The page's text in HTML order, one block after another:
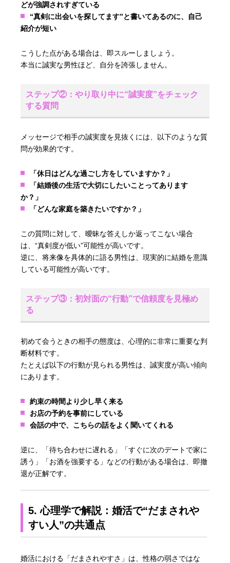
どが強調されすぎている
“真剣に出会いを探してます”と書いてあるのに、自己
紹介が短い
こうした点がある場合は、即スルーしましょう。
本当に誠実な男性ほど、自分を誇張しません。
ステップ②：やり取り中に“誠実度”をチェック
する質問
メッセージで相手の誠実度を見抜くには、以下のような質
問が効果的です。
「休日はどんな過ごし方をしていますか？」
「結婚後の生活で大切にしたいことってあります
か？」
「どんな家庭を築きたいですか？」
この質問に対して、曖昧な答えしか返ってこない場合
は、“真剣度が低い”可能性が高いです。
逆に、将来像を具体的に語る男性は、現実的に結婚を意識
している可能性が高いです。
ステップ③：初対面の“行動”で信頼度を見極め
る
初めて会うときの相手の態度は、心理的に非常に重要な判
断材料です。
たとえば以下の行動が見られる男性は、誠実度が高い傾向
にあります。
約束の時間より少し早く来る
お店の予約を事前にしている
会話の中で、こちらの話をよく聞いてくれる
逆に、「待ち合わせに遅れる」「すぐに次のデートで家に
誘う」「お酒を強要する」などの行動がある場合は、即撤
退が正解です。
5. 心理学で解説：婚活で“だまされや
すい人”の共通点
婚活における「だまされやすさ」は、性格の弱さではな